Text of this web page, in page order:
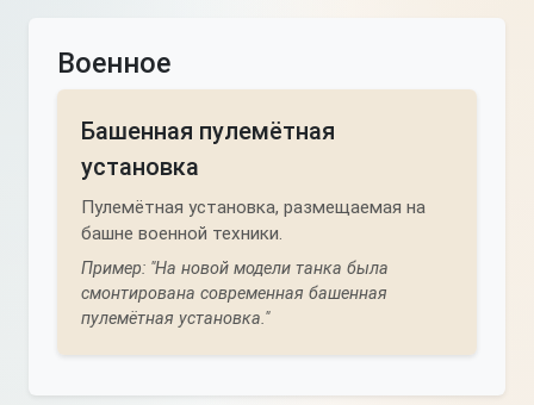
Военное
Башенная пулемётная
установка
Пулемётная установка, размещаемая на
башне военной техники.
Пример: "На новой модели танка была
смонтирована современная башенная
пулемётная установка."